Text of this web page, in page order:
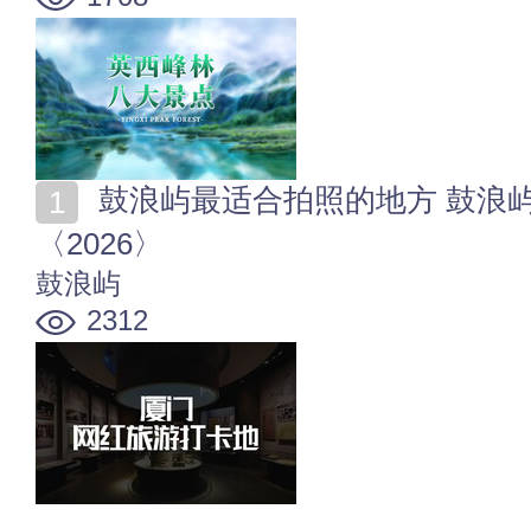
〈2026〉
鼓浪屿
2312